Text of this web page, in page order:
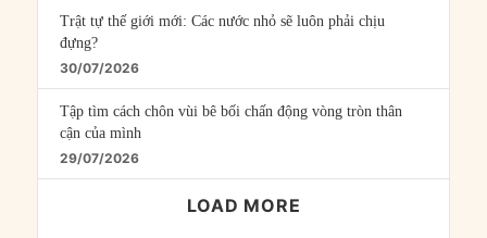
Trật tự thế giới mới: Các nước nhỏ sẽ luôn phải chịu
đựng?
30/07/2026
Tập tìm cách chôn vùi bê bối chấn động vòng tròn thân
cận của mình
29/07/2026
LOAD MORE